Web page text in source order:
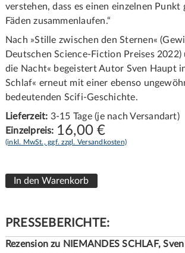
verstehen, dass es einen einzelnen Punkt
Fäden zusammenlaufen.“
Nach »Stille zwischen den Sternen«
Deutschen Science-Fiction Preises
die Nacht« begeistert Autor Sven Haupt
Schlaf« erneut mit einer ebenso
bedeutenden Scifi-Geschichte.
Lieferzeit: 3-15 Tage (je nach Versandart)
Einzelpreis: 16,00€
(inkl. MwSt., ggf. zzgl. Versandkosten)
PRESSEBERICHTE:
Rezension zu NIEMANDES SCHLAF,